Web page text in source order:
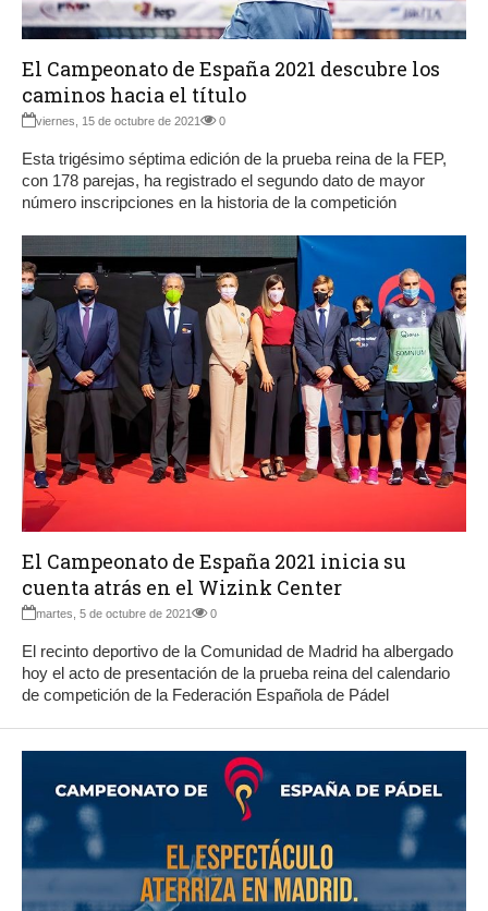
El Campeonato de España 2021 descubre los
caminos hacia el título
viernes, 15 de octubre de 2021 0
Esta trigésimo séptima edición de la prueba reina de la FEP,
con 178 parejas, ha registrado el segundo dato de mayor
número inscripciones en la historia de la competición
El Campeonato de España 2021 inicia su
cuenta atrás en el Wizink Center
martes, 5 de octubre de 2021 0
El recinto deportivo de la Comunidad de Madrid ha albergado
hoy el acto de presentación de la prueba reina del calendario
de competición de la Federación Española de Pádel